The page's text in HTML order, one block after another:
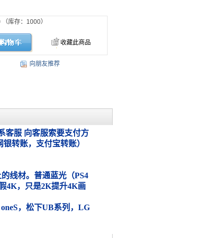
（库存： 1000）
收藏此商品
向朋友推荐
客服 向客服索要支付方
转账，支付宝转账）
线材。普通蓝光（PS4
4K，只是2K提升4K画
，松下UB系列，LG